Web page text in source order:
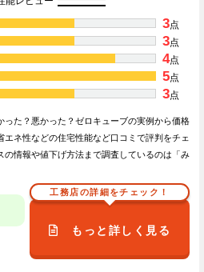
3点
3点
4点
5点
3点
た？悪かった？ゼロキューブの実例から価格
ネ性などの住宅性能など口コミで評判をチェ
の情報や値下げ方法まで調査しているのは「み
工務店の詳細をチェック！
もっと詳しく見る